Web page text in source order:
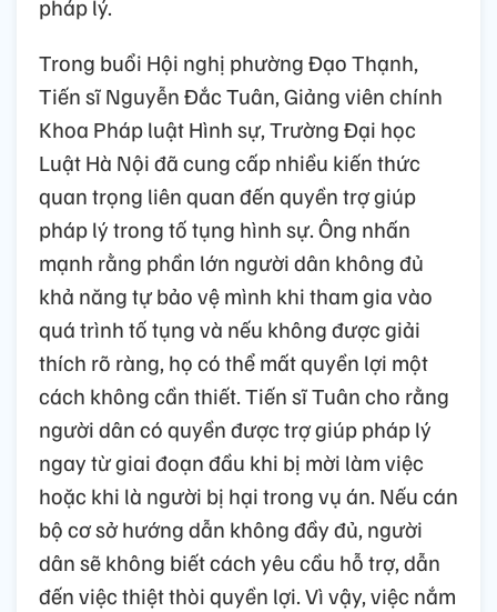
pháp lý.
Trong buổi Hội nghị phường Đạo Thạnh,
Tiến sĩ Nguyễn Đắc Tuân, Giảng viên chính
Khoa Pháp luật Hình sự, Trường Đại học
Luật Hà Nội đã cung cấp nhiều kiến thức
quan trọng liên quan đến quyền trợ giúp
pháp lý trong tố tụng hình sự. Ông nhấn
mạnh rằng phần lớn người dân không đủ
khả năng tự bảo vệ mình khi tham gia vào
quá trình tố tụng và nếu không được giải
thích rõ ràng, họ có thể mất quyền lợi một
cách không cần thiết. Tiến sĩ Tuân cho rằng
người dân có quyền được trợ giúp pháp lý
ngay từ giai đoạn đầu khi bị mời làm việc
hoặc khi là người bị hại trong vụ án. Nếu cán
bộ cơ sở hướng dẫn không đầy đủ, người
dân sẽ không biết cách yêu cầu hỗ trợ, dẫn
đến việc thiệt thòi quyền lợi. Vì vậy, việc nắm